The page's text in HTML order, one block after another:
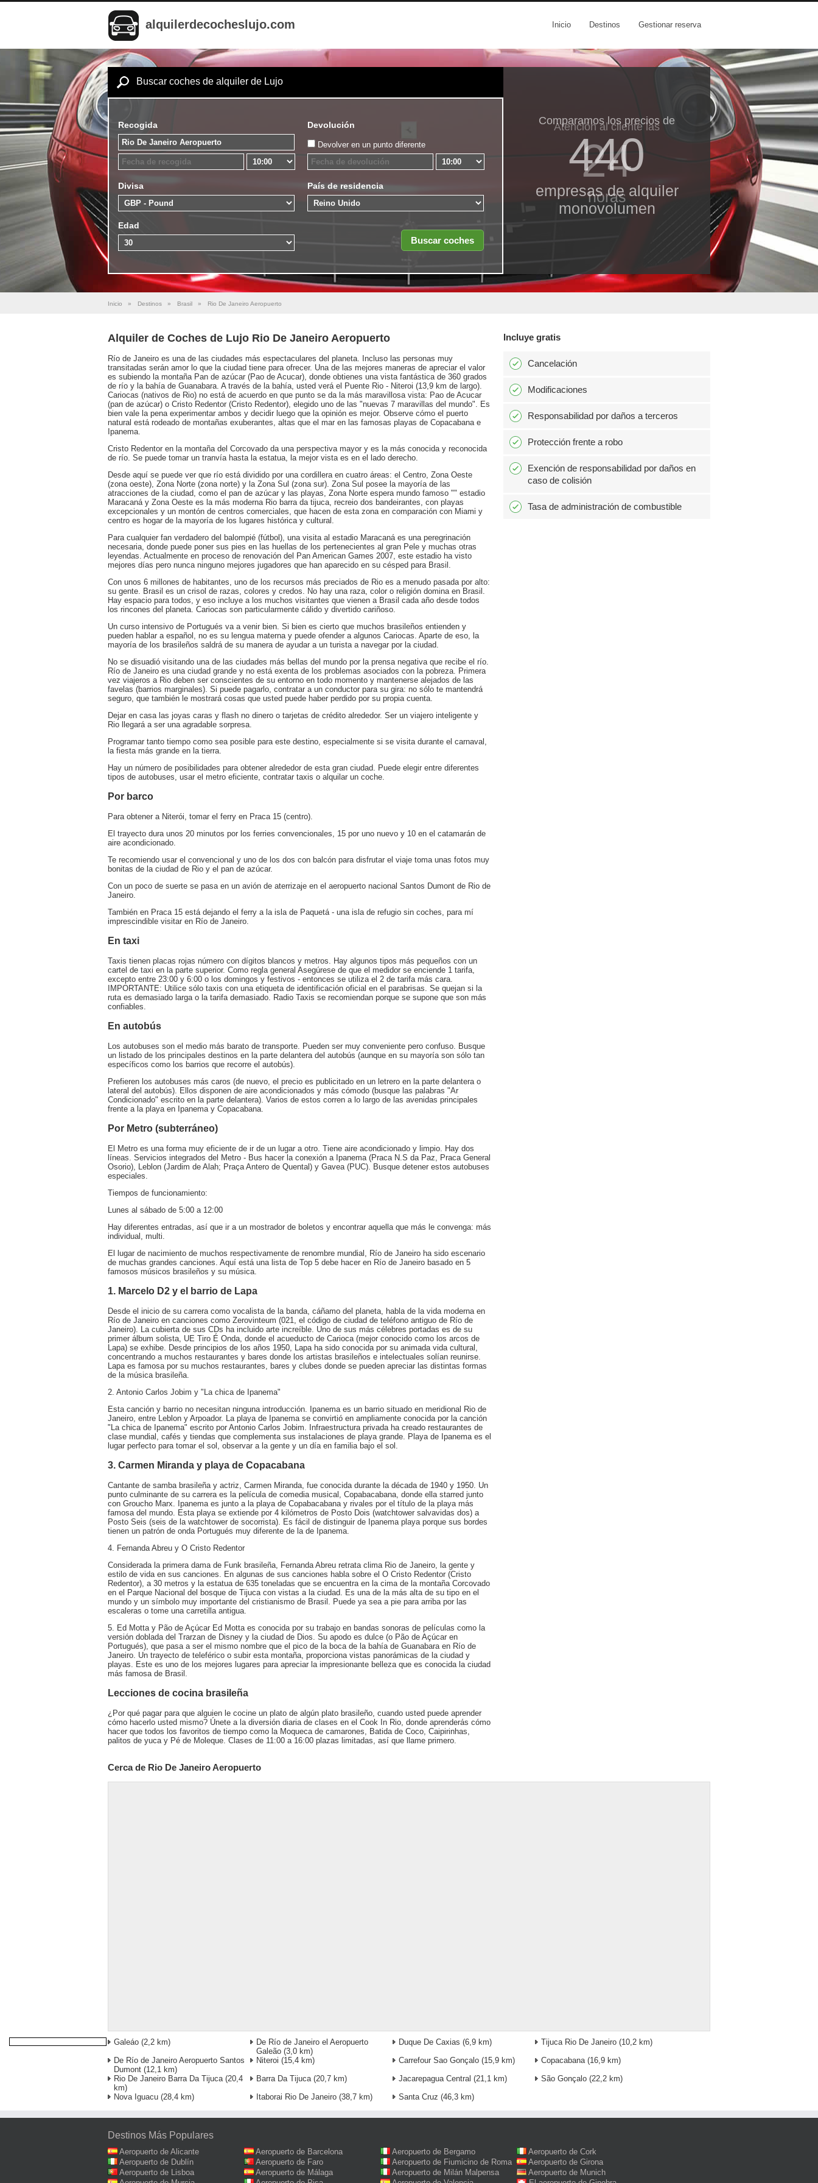
alquilerdecocheslujo.com Inicio Destinos Gestionar reserva
Buscar coches de alquiler de Lujo
Recogida Devolución
Devolver en un punto diferente
Divisa País de residencia
Edad
Comparamos los precios de
440
empresas de alquiler
monovolumen
Atención al cliente las
24
horas
Inicio » Destinos » Brasil » Rio De Janeiro Aeropuerto
Alquiler de Coches de Lujo Rio De Janeiro Aeropuerto
Río de Janeiro es una de las ciudades más espectaculares del planeta. Incluso las personas muy
transitadas serán amor lo que la ciudad tiene para ofrecer. Una de las mejores maneras de apreciar el valor
es subiendo la montaña Pan de azúcar (Pao de Acucar), donde obtienes una vista fantástica de 360 grados
de río y la bahía de Guanabara. A través de la bahía, usted verá el Puente Rio - Niteroi (13,9 km de largo).
Cariocas (nativos de Rio) no está de acuerdo en que punto se da la más maravillosa vista: Pao de Acucar
(pan de azúcar) o Cristo Redentor (Cristo Redentor), elegido uno de las "nuevas 7 maravillas del mundo". Es
bien vale la pena experimentar ambos y decidir luego que la opinión es mejor. Observe cómo el puerto
natural está rodeado de montañas exuberantes, altas que el mar en las famosas playas de Copacabana e
Ipanema.
Cristo Redentor en la montaña del Corcovado da una perspectiva mayor y es la más conocida y reconocida
de río. Se puede tomar un tranvía hasta la estatua, la mejor vista es en el lado derecho.
Desde aquí se puede ver que río está dividido por una cordillera en cuatro áreas: el Centro, Zona Oeste
(zona oeste), Zona Norte (zona norte) y la Zona Sul (zona sur). Zona Sul posee la mayoría de las
atracciones de la ciudad, como el pan de azúcar y las playas, Zona Norte espera mundo famoso "" estadio
Maracaná y Zona Oeste es la más moderna Rio barra da tijuca, recreio dos bandeirantes, con playas
excepcionales y un montón de centros comerciales, que hacen de esta zona en comparación con Miami y
centro es hogar de la mayoría de los lugares histórica y cultural.
Para cualquier fan verdadero del balompié (fútbol), una visita al estadio Maracaná es una peregrinación
necesaria, donde puede poner sus pies en las huellas de los pertenecientes al gran Pele y muchas otras
leyendas. Actualmente en proceso de renovación del Pan American Games 2007, este estadio ha visto
mejores días pero nunca ninguno mejores jugadores que han aparecido en su césped para Brasil.
Con unos 6 millones de habitantes, uno de los recursos más preciados de Rio es a menudo pasada por alto:
su gente. Brasil es un crisol de razas, colores y credos. No hay una raza, color o religión domina en Brasil.
Hay espacio para todos, y eso incluye a los muchos visitantes que vienen a Brasil cada año desde todos
los rincones del planeta. Cariocas son particularmente cálido y divertido cariñoso.
Un curso intensivo de Portugués va a venir bien. Si bien es cierto que muchos brasileños entienden y
pueden hablar a español, no es su lengua materna y puede ofender a algunos Cariocas. Aparte de eso, la
mayoría de los brasileños saldrá de su manera de ayudar a un turista a navegar por la ciudad.
No se disuadió visitando una de las ciudades más bellas del mundo por la prensa negativa que recibe el río.
Río de Janeiro es una ciudad grande y no está exenta de los problemas asociados con la pobreza. Primera
vez viajeros a Rio deben ser conscientes de su entorno en todo momento y mantenerse alejados de las
favelas (barrios marginales). Si puede pagarlo, contratar a un conductor para su gira: no sólo te mantendrá
seguro, que también le mostrará cosas que usted puede haber perdido por su propia cuenta.
Dejar en casa las joyas caras y flash no dinero o tarjetas de crédito alrededor. Ser un viajero inteligente y
Rio llegará a ser una agradable sorpresa.
Programar tanto tiempo como sea posible para este destino, especialmente si se visita durante el carnaval,
la fiesta más grande en la tierra.
Hay un número de posibilidades para obtener alrededor de esta gran ciudad. Puede elegir entre diferentes
tipos de autobuses, usar el metro eficiente, contratar taxis o alquilar un coche.
Por barco
Para obtener a Niterói, tomar el ferry en Praca 15 (centro).
El trayecto dura unos 20 minutos por los ferries convencionales, 15 por uno nuevo y 10 en el catamarán de
aire acondicionado.
Te recomiendo usar el convencional y uno de los dos con balcón para disfrutar el viaje toma unas fotos muy
bonitas de la ciudad de Rio y el pan de azúcar.
Con un poco de suerte se pasa en un avión de aterrizaje en el aeropuerto nacional Santos Dumont de Rio de
Janeiro.
También en Praca 15 está dejando el ferry a la isla de Paquetá - una isla de refugio sin coches, para mí
imprescindible visitar en Río de Janeiro.
En taxi
Taxis tienen placas rojas número con dígitos blancos y metros. Hay algunos tipos más pequeños con un
cartel de taxi en la parte superior. Como regla general Asegúrese de que el medidor se enciende 1 tarifa,
excepto entre 23:00 y 6:00 o los domingos y festivos - entonces se utiliza el 2 de tarifa más cara.
IMPORTANTE: Utilice sólo taxis con una etiqueta de identificación oficial en el parabrisas. Se quejan si la
ruta es demasiado larga o la tarifa demasiado. Radio Taxis se recomiendan porque se supone que son más
confiables.
En autobús
Los autobuses son el medio más barato de transporte. Pueden ser muy conveniente pero confuso. Busque
un listado de los principales destinos en la parte delantera del autobús (aunque en su mayoría son sólo tan
específicos como los barrios que recorre el autobús).
Prefieren los autobuses más caros (de nuevo, el precio es publicitado en un letrero en la parte delantera o
lateral del autobús). Ellos disponen de aire acondicionados y más cómodo (busque las palabras "Ar
Condicionado" escrito en la parte delantera). Varios de estos corren a lo largo de las avenidas principales
frente a la playa en Ipanema y Copacabana.
Por Metro (subterráneo)
El Metro es una forma muy eficiente de ir de un lugar a otro. Tiene aire acondicionado y limpio. Hay dos
líneas. Servicios integrados del Metro - Bus hacer la conexión a Ipanema (Praca N.S da Paz, Praca General
Osorio), Leblon (Jardim de Alah; Praça Antero de Quental) y Gavea (PUC). Busque detener estos autobuses
especiales.
Tiempos de funcionamiento:
Lunes al sábado de 5:00 a 12:00
Hay diferentes entradas, así que ir a un mostrador de boletos y encontrar aquella que más le convenga: más
individual, multi.
El lugar de nacimiento de muchos respectivamente de renombre mundial, Río de Janeiro ha sido escenario
de muchas grandes canciones. Aquí está una lista de Top 5 debe hacer en Río de Janeiro basado en 5
famosos músicos brasileños y su música.
1. Marcelo D2 y el barrio de Lapa
Desde el inicio de su carrera como vocalista de la banda, cáñamo del planeta, habla de la vida moderna en
Río de Janeiro en canciones como Zerovinteum (021, el código de ciudad de teléfono antiguo de Río de
Janeiro). La cubierta de sus CDs ha incluido arte increíble. Uno de sus más célebres portadas es de su
primer álbum solista, UE Tiro É Onda, donde el acueducto de Carioca (mejor conocido como los arcos de
Lapa) se exhibe. Desde principios de los años 1950, Lapa ha sido conocida por su animada vida cultural,
concentrando a muchos restaurantes y bares donde los artistas brasileños e intelectuales solían reunirse.
Lapa es famosa por su muchos restaurantes, bares y clubes donde se pueden apreciar las distintas formas
de la música brasileña.
2. Antonio Carlos Jobim y "La chica de Ipanema"
Esta canción y barrio no necesitan ninguna introducción. Ipanema es un barrio situado en meridional Rio de
Janeiro, entre Leblon y Arpoador. La playa de Ipanema se convirtió en ampliamente conocida por la canción
"La chica de Ipanema" escrito por Antonio Carlos Jobim. Infraestructura privada ha creado restaurantes de
clase mundial, cafés y tiendas que complementa sus instalaciones de playa grande. Playa de Ipanema es el
lugar perfecto para tomar el sol, observar a la gente y un día en familia bajo el sol.
3. Carmen Miranda y playa de Copacabana
Cantante de samba brasileña y actriz, Carmen Miranda, fue conocida durante la década de 1940 y 1950. Un
punto culminante de su carrera es la película de comedia musical, Copabacabana, donde ella starred junto
con Groucho Marx. Ipanema es junto a la playa de Copabacabana y rivales por el título de la playa más
famosa del mundo. Esta playa se extiende por 4 kilómetros de Posto Dois (watchtower salvavidas dos) a
Posto Seis (seis de la watchtower de socorrista). Es fácil de distinguir de Ipanema playa porque sus bordes
tienen un patrón de onda Portugués muy diferente de la de Ipanema.
4. Fernanda Abreu y O Cristo Redentor
Considerada la primera dama de Funk brasileña, Fernanda Abreu retrata clima Rio de Janeiro, la gente y
estilo de vida en sus canciones. En algunas de sus canciones habla sobre el O Cristo Redentor (Cristo
Redentor), a 30 metros y la estatua de 635 toneladas que se encuentra en la cima de la montaña Corcovado
en el Parque Nacional del bosque de Tijuca con vistas a la ciudad. Es una de la más alta de su tipo en el
mundo y un símbolo muy importante del cristianismo de Brasil. Puede ya sea a pie para arriba por las
escaleras o tome una carretilla antigua.
5. Ed Motta y Pão de Açúcar Ed Motta es conocida por su trabajo en bandas sonoras de películas como la
versión doblada del Trarzan de Disney y la ciudad de Dios. Su apodo es dulce (o Pão de Açúcar en
Portugués), que pasa a ser el mismo nombre que el pico de la boca de la bahía de Guanabara en Río de
Janeiro. Un trayecto de teleférico o subir esta montaña, proporciona vistas panorámicas de la ciudad y
playas. Este es uno de los mejores lugares para apreciar la impresionante belleza que es conocida la ciudad
más famosa de Brasil.
Lecciones de cocina brasileña
¿Por qué pagar para que alguien le cocine un plato de algún plato brasileño, cuando usted puede aprender
cómo hacerlo usted mismo? Únete a la diversión diaria de clases en el Cook In Rio, donde aprenderás cómo
hacer que todos los favoritos de tiempo como la Moqueca de camarones, Batida de Coco, Caipirinhas,
palitos de yuca y Pé de Moleque. Clases de 11:00 a 16:00 plazas limitadas, así que llame primero.
Incluye gratis
Cancelación
Modificaciones
Responsabilidad por daños a terceros
Protección frente a robo
Exención de responsabilidad por daños en
caso de colisión
Tasa de administración de combustible
Cerca de Rio De Janeiro Aeropuerto
Galeáo (2,2 km)
De Río de Janeiro el Aeropuerto
Galeão (3,0 km)
Duque De Caxias (6,9 km) Tijuca Rio De Janeiro (10,2 km)
De Río de Janeiro Aeropuerto Santos
Dumont (12,1 km)
Niteroi (15,4 km) Carrefour Sao Gonçalo (15,9 km) Copacabana(16,9 km)
Rio De Janeiro Barra Da Tijuca(20,4
km)
Barra Da Tijuca(20,7 km) Jacarepagua Central (21,1 km) São Gonçalo (22,2 km)
Nova Iguacu (28,4 km) Itaborai Rio De Janeiro (38,7 km) Santa Cruz (46,3 km)
Destinos Más Populares
Aeropuerto de Alicante Aeropuerto de Barcelona Aeropuerto de Bergamo
Aeropuerto de Cork
Aeropuerto de Dublín
Aeropuerto de Faro Aeropuerto de Fiumicino de Roma
Aeropuerto de Girona
Aeropuerto de Lisboa
Aeropuerto de Málaga Aeropuerto de Milán Malpensa
Aeropuerto de Munich